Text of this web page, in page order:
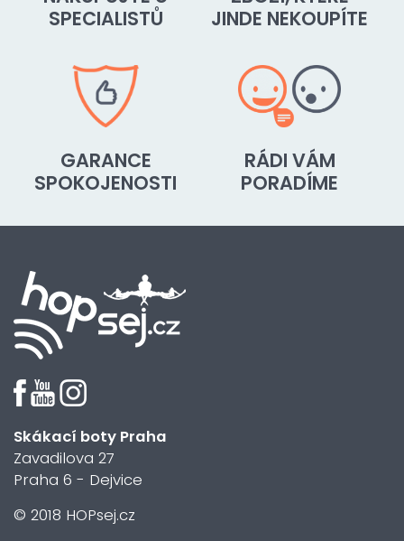
SPECIALISTŮ
JINDE NEKOUPÍTE
GARANCE
SPOKOJENOSTI
RÁDI VÁM
PORADÍME
Skákací boty Praha
Zavadilova 27
Praha 6 - Dejvice
© 2018 HOPsej.cz